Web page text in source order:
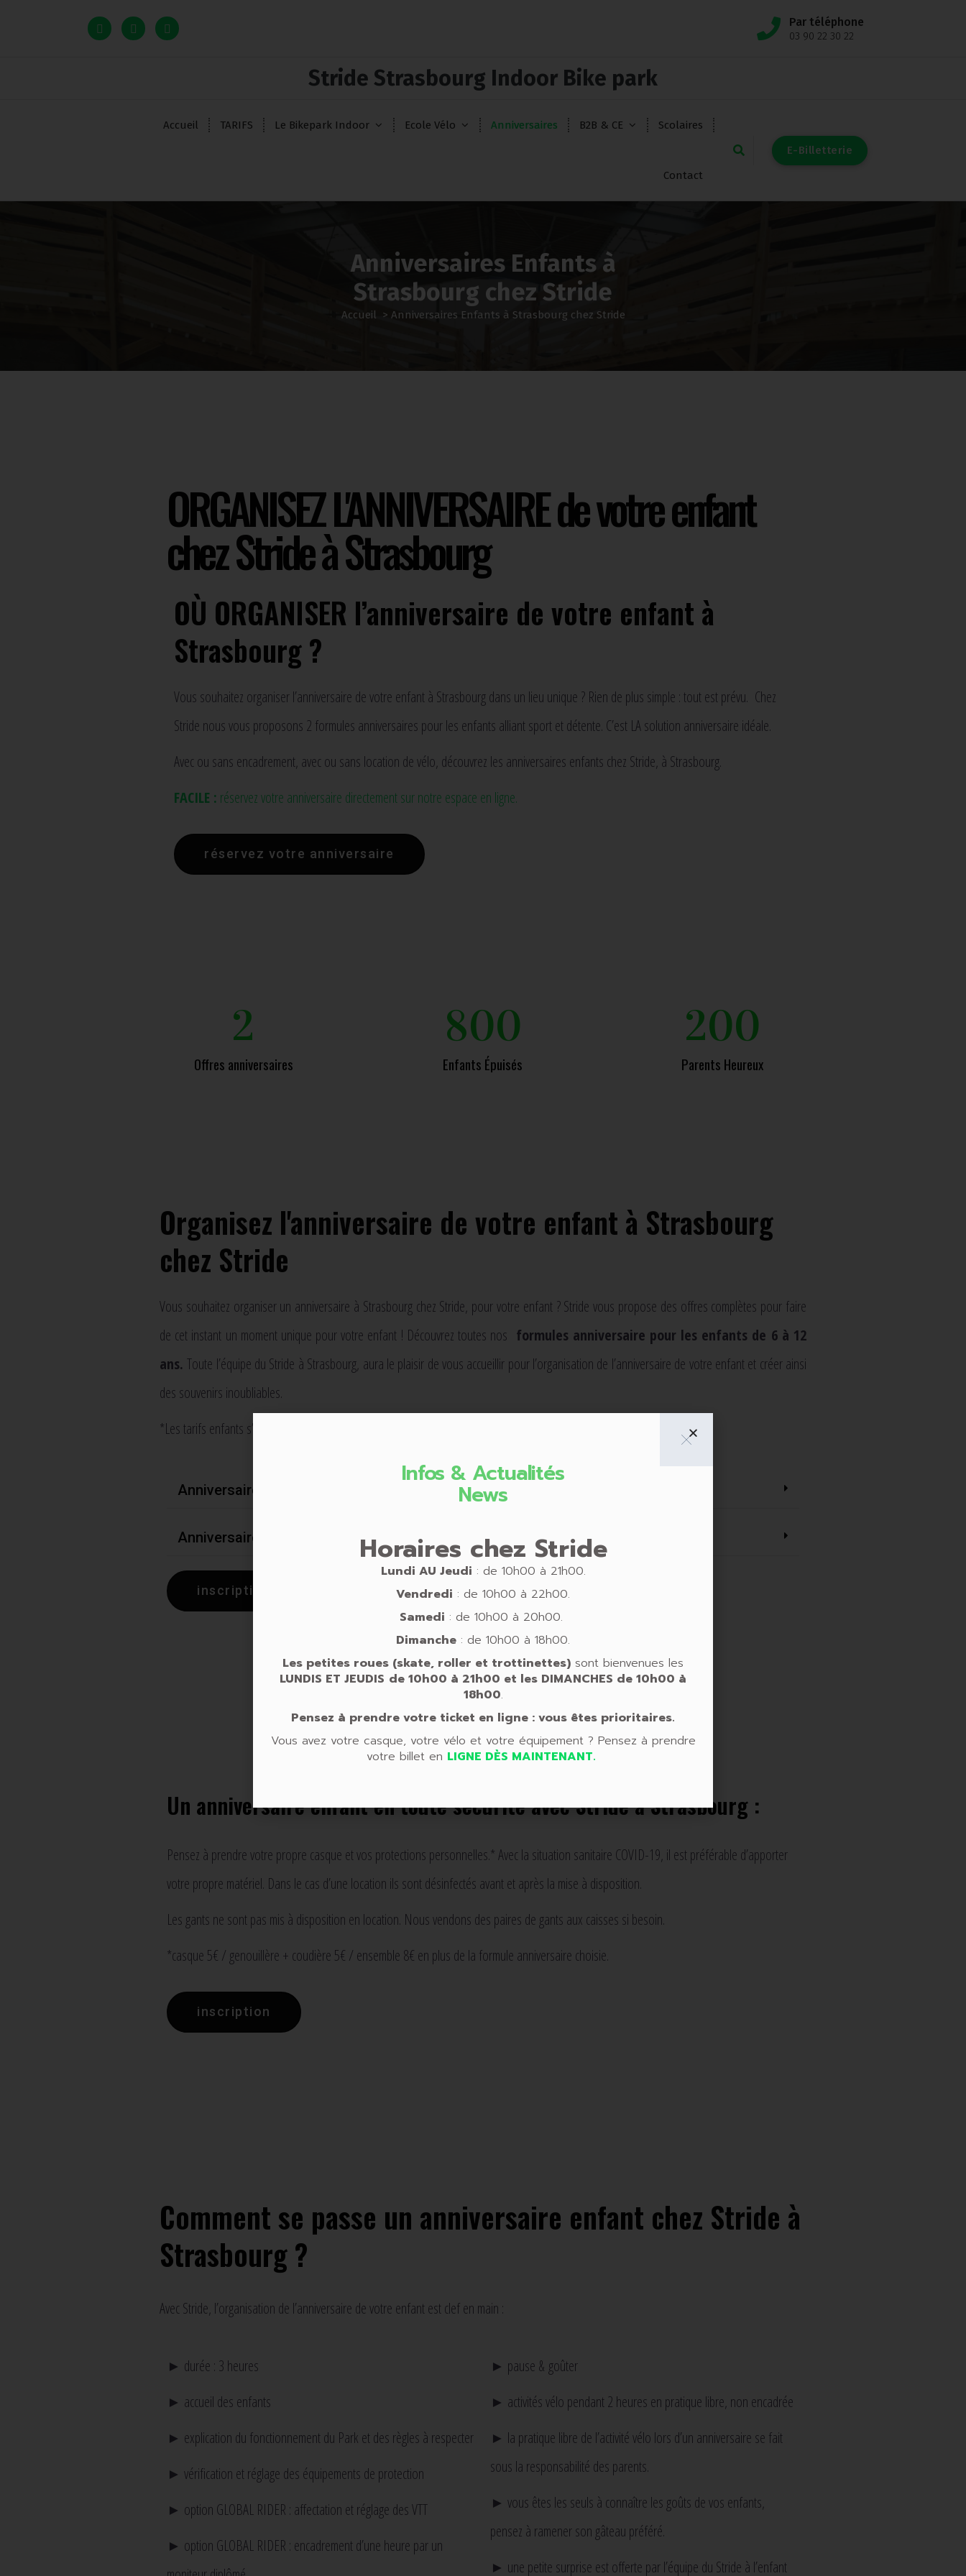
Par téléphone
03 90 22 30 22
Stride Strasbourg Indoor Bike park
Accueil TARIFS Le Bikepark Indoor Ecole Vélo Anniversaires B2B & CE Scolaires
Contact
E-Billetterie
Anniversaires Enfants à
Strasbourg chez Stride
Accueil > Anniversaires Enfants à Strasbourg chez Stride
ORGANISEZ L'ANNIVERSAIRE de votre enfant
chez Stride à Strasbourg
OÙ ORGANISER l’anniversaire de votre enfant à
Strasbourg ?
Vous souhaitez organiser l’anniversaire de votre enfant à Strasbourg dans un lieu unique ? Rien de plus simple : tout est prévu. Chez
Stride nous vous proposons 2 formules anniversaires pour les enfants alliant sport et détente. C’est LA solution anniversaire idéale.
Avec ou sans encadrement, avec ou sans location de vélo, découvrez les anniversaires enfants chez Stride, à Strasbourg.
FACILE : réservez votre anniversaire directement sur notre espace en ligne.
réservez votre anniversaire
2
Offres anniversaires
800
Enfants Épuisés
200
Parents Heureux
Organisez l'anniversaire de votre enfant à Strasbourg
chez Stride
Vous souhaitez organiser un anniversaire à Strasbourg chez Stride, pour votre enfant ? Stride vous propose des offres complètes pour faire
de cet instant un moment unique pour votre enfant ! Découvrez toutes nos formules anniversaire pour les enfants de 6 à 12
ans.Toute l’équipe du Stride à Strasbourg, aura le plaisir de vous accueillir pour l’organisation de l’anniversaire de votre enfant et créer ainsi
des souvenirs inoubliables.
*Les tarifs enfants s’entendent par enfant, de 6 à 12 ans.
Anniversaire enfant Cool Rider 130€ pour 6 enfants
Anniversaire enfant Global Rider 199€ pour 6 enfants
inscription
Un anniversaire enfant en toute sécurité avec Stride à Strasbourg :
Pensez à prendre votre propre casque et vos protections personnelles.* Avec la situation sanitaire COVID-19, il est préférable d’apporter
votre propre matériel. Dans le cas d’une location ils sont désinfectés avant et après la mise à disposition.
Les gants ne sont pas mis à disposition en location. Nous vendons des paires de gants aux caisses si besoin.
*casque 5€ / genouillère + coudière 5€ / ensemble 8€ en plus de la formule anniversaire choisie.
inscription
Comment se passe un anniversaire enfant chez Stride à
Strasbourg ?
Avec Stride, l’organisation de l’anniversaire de votre enfant est clef en main :
► durée : 3 heures
► accueil des enfants
► explication du fonctionnement du Park et des règles à respecter
► vérification et réglage des équipements de protection
► option GLOBAL RIDER : affectation et réglage des VTT
► option GLOBAL RIDER : encadrement d’une heure par un
► pause & goûter
► activités vélo pendant 2 heures en pratique libre, non encadrée
► la pratique libre de l’activité vélo lors d’un anniversaire se fait
sous la responsabilité des parents.
► vous êtes les seuls à connaître les goûts de vos enfants,
pensez à ramener son gâteau préféré.
► une petite surprise est offerte par l’équipe du Stride à l’enfant
Infos & Actualités
News
Horaires chez Stride
Lundi AU Jeudi : de 10h00 à 21h00.
Vendredi : de 10h00 à 22h00.
Samedi : de 10h00 à 20h00.
Dimanche : de 10h00 à 18h00.
Les petites roues (skate, roller et trottinettes) sont bienvenues les
LUNDIS ET JEUDIS de 10h00 à 21h00 et les DIMANCHES de 10h00 à
18h00.
Pensez à prendre votre ticket en ligne : vous êtes prioritaires.
Vous avez votre casque, votre vélo et votre équipement ? Pensez à prendre
votre billet en LIGNE DÈS MAINTENANT.